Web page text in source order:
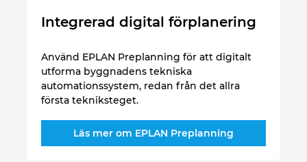
Integrerad digital förplanering
Använd EPLAN Preplanning för att digitalt
utforma byggnadens tekniska
automationssystem, redan från det allra
första tekniksteget.
Läs mer om EPLAN Preplanning